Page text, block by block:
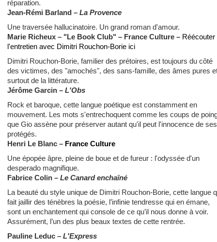
réparation.
Jean-Rémi Barland – La Provence
Une traversée hallucinatoire. Un grand roman d'amour.
Marie Richeux – "Le Book Club" – France Culture – Réécouter
l'entretien avec Dimitri Rouchon-Borie ici
Dimitri Rouchon-Borie, familier des prétoires, est toujours du côté
des victimes, des "amochés", des sans-famille, des âmes pures
surtout de la littérature.
Jérôme Garcin – L'Obs
Rock et baroque, cette langue poétique est constamment en
mouvement. Les mots s'entrechoquent comme les coups de
que Gio assène pour préserver autant qu'il peut l'innocence de ses
protégés.
Henri Le Blanc – France Culture
Une épopée âpre, pleine de boue et de fureur : l'odyssée d'un
desperado magnifique.
Fabrice Colin – Le Canard enchaîné
La beauté du style unique de Dimitri Rouchon-Borie, cette langue
fait jaillir des ténèbres la poésie, l’infinie tendresse qui en émane,
sont un enchantement qui console de ce qu’il nous donne à voir.
Assurément, l’un des plus beaux textes de cette rentrée.
Pauline Leduc – L'Express